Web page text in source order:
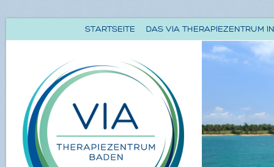
STARTSEITE DAS VIA THERAPIEZENTRUM